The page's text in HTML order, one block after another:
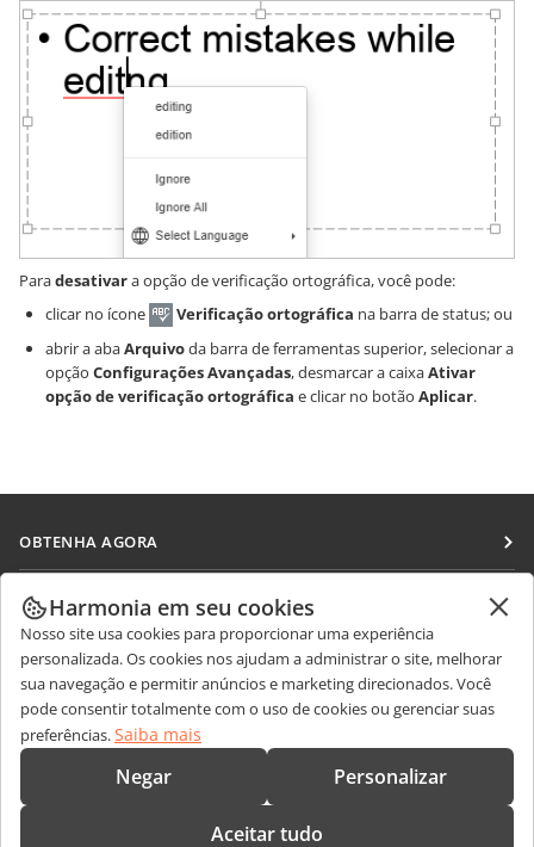
Paradesativara opção de verificação ortográfica, você pode:
clicar no ícone
Verificação ortográfica na barra de status; ou
abrir a abaArquivoda barra de ferramentas superior, selecionar a
opção Configurações Avançadas, desmarcar a caixaAtivar
opção de verificação ortográfica e clicar no botão Aplicar.
OBTENHA AGORA
Docs
DocSpace
Workspace
Conectores
Aplicativos para desktop
Aplicativos móveis
COLABORAR
Para colaboradores
Para tradutores
Para influenciadores
Vagas
RECEBA NOTÍCIAS
Blog
OBTER AJUDA
Fórum
Cursos de treinamento
CONTATE-NOS
Perguntas sobre vendas
sales@onlyoffice.com
Harmonia em seu cookies
Nosso site usa cookies para proporcionar uma experiência
personalizada. Os cookies nos ajudam a administrar o site, melhorar
sua navegação e permitir anúncios e marketing direcionados. Você
pode consentir totalmente com o uso de cookies ou gerenciar suas
preferências.Saiba mais
Negar Personalizar
Aceitar tudo